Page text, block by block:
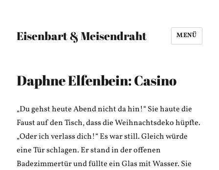
Eisenbart & Meisendraht MENÜ
Daphne Elfenbein: Casino
„Du gehst heute Abend nicht da hin!“ Sie haute die
Faust auf den Tisch, dass die Weihnachtsdeko hüpfte.
„Oder ich verlass dich!“ Es war still. Gleich würde
eine Tür schlagen. Er stand in der offenen
Badezimmertür und füllte ein Glas mit Wasser. Sie